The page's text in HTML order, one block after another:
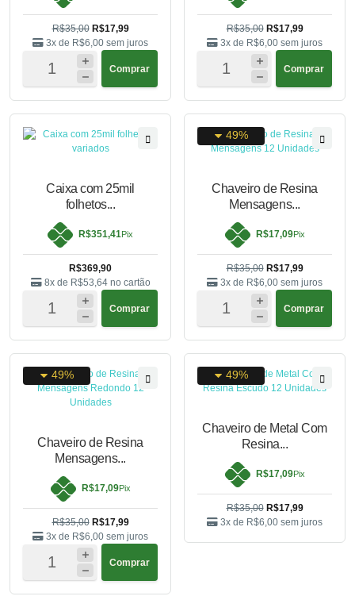
R$35,00 R$17,99
3x de R$6,00 sem juros
Comprar
R$35,00 R$17,99
3x de R$6,00sem juros
Comprar
Caixa com 25mil
folhetos...
R$351,41Pix
R$369,90
8x de R$53,64no cartão
Comprar
49%
Chaveiro de Resina
Mensagens...
R$17,09Pix
R$35,00 R$17,99
3x de R$6,00sem juros
Comprar
49%
Chaveiro de Resina
Mensagens...
R$17,09Pix
R$35,00 R$17,99
3x de R$6,00 sem juros
Comprar
49%
Chaveiro de Metal Com
Resina...
R$17,09Pix
R$35,00 R$17,99
3x de R$6,00sem juros